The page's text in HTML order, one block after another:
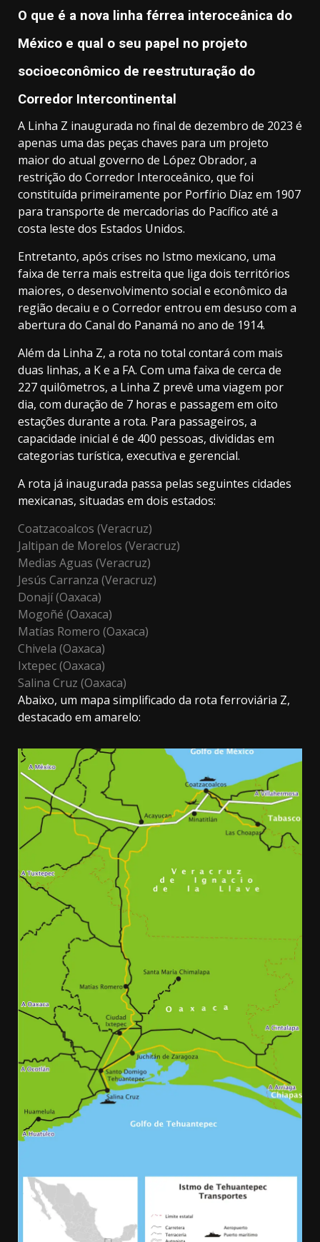
O que é a nova linha férrea interoceânica do
México e qual o seu papel no projeto
socioeconômico de reestruturação do
Corredor Intercontinental
A Linha Z inaugurada no final de dezembro de 2023 é
apenas uma das peças chaves para um projeto
maior do atual governo de López Obrador, a
restrição do Corredor Interoceânico, que foi
constituída primeiramente por Porfírio Díaz em 1907
para transporte de mercadorias do Pacífico até a
costa leste dos Estados Unidos.
Entretanto, após crises no Istmo mexicano, uma
faixa de terra mais estreita que liga dois territórios
maiores, o desenvolvimento social e econômico da
região decaiu e o Corredor entrou em desuso com a
abertura do Canal do Panamá no ano de 1914.
Além da Linha Z, a rota no total contará com mais
duas linhas, a K e a FA. Com uma faixa de cerca de
227 quilômetros, a Linha Z prevê uma viagem por
dia, com duração de 7 horas e passagem em oito
estações durante a rota. Para passageiros, a
capacidade inicial é de 400 pessoas, divididas em
categorias turística, executiva e gerencial.
A rota já inaugurada passa pelas seguintes cidades
mexicanas, situadas em dois estados:
Coatzacoalcos (Veracruz)
Jaltipan de Morelos (Veracruz)
Medias Aguas (Veracruz)
Jesús Carranza (Veracruz)
Donají (Oaxaca)
Mogoñé (Oaxaca)
Matías Romero (Oaxaca)
Chivela (Oaxaca)
Ixtepec (Oaxaca)
Salina Cruz (Oaxaca)
Abaixo, um mapa simplificado da rota ferroviária Z,
destacado em amarelo: